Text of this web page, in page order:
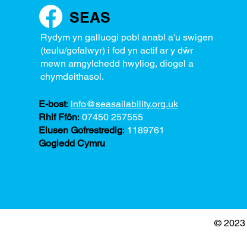
SEAS
Rydym yn galluogi pobl anabl a'u swigen
(teulu/gofalwyr) i fod yn actif ar y dŵr
mewn amgylchedd hwyliog, diogel a
chymdeithasol.
E-bost: info@seasailability.org.uk
Rhif Ffôn: 07450 257555
Elusen Gofrestredig: 1189761
Gogledd Cymru
©